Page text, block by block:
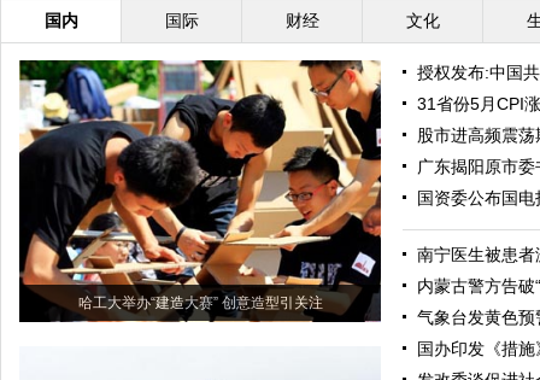
国内 国际 财经 文化
哈工大举办“建造大赛” 创意造型引关注
授权发布:中国
31省份5月CPI
股市进高频震
广东揭阳原市
国资委公布国
南宁医生被患
内蒙古警方告破
气象台发黄色
国办印发《措